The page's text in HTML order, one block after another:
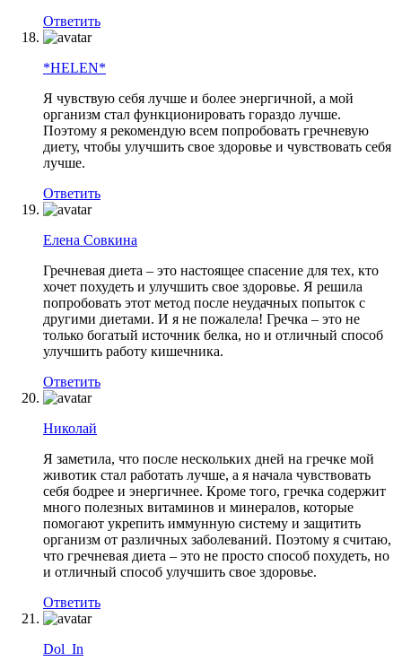
Ответить
*HELEN*
Я чувствую себя лучше и более энергичной, а мой
организм стал функционировать гораздо лучше.
Поэтому я рекомендую всем попробовать гречневую
диету, чтобы улучшить свое здоровье и чувствовать себя
лучше.
Ответить
Елена Совкина
Гречневая диета – это настоящее спасение для тех, кто
хочет похудеть и улучшить свое здоровье. Я решила
попробовать этот метод после неудачных попыток с
другими диетами. И я не пожалела! Гречка – это не
только богатый источник белка, но и отличный способ
улучшить работу кишечника.
Ответить
Николай
Я заметила, что после нескольких дней на гречке мой
животик стал работать лучше, а я начала чувствовать
себя бодрее и энергичнее. Кроме того, гречка содержит
много полезных витаминов и минералов, которые
помогают укрепить иммунную систему и защитить
организм от различных заболеваний. Поэтому я считаю,
что гречневая диета – это не просто способ похудеть, но
и отличный способ улучшить свое здоровье.
Ответить
Dol_In